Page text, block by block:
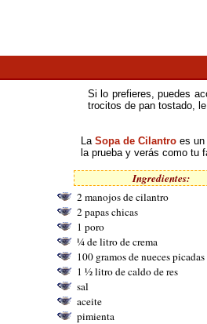
Si lo prefieres, puedes
trocitos de pan tostado,
La Sopa de Cilantro es un
la prueba y verás como tu
Ingredientes:
2 manojos de cilantro
2 papas chicas
1 poro
¼ de litro de crema
100 gramos de nueces picadas
1 ½ litro de caldo de res
sal
aceite
pimienta